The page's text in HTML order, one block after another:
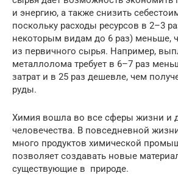
и энергию, а также снизить
поскольку расходы ресурсов в 2–3
некоторым видам до 6 раз) меньше,
из первичного сырья. Например,
металлолома требует в 6–7 раз
затрат и в 25 раз дешевле, чем
руды.
Химия вошла во все сферы жизни и
человечества. В повседневной
много продуктов химической
позволяет создавать новые
существующие в природе.